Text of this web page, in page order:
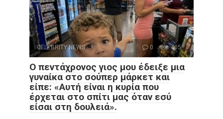
CELEBRITY NEWS 0 405
Ο πεντάχρονος γιος μου έδειξε μια
γυναίκα στο σούπερ μάρκετ και
είπε: «Αυτή είναι η κυρία που
έρχεται στο σπίτι μας όταν εσύ
είσαι στη δουλειά».